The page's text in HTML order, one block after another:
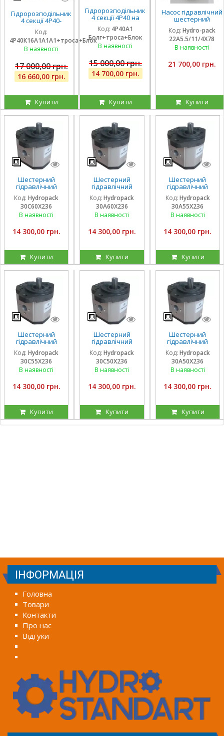
Гідророзподільник
4 секції 4Р40-
К16А1А1А1 з однією
плаваючою
секцією, троса та
блок важелів
Код:
4Р40К16А1А1А1+троса+Блок
В наявності
17 000,00 грн.
16 660,00 грн.
Купити
Гідророзподільник
4 секції 4Р40 на
навантажувач
(без плаваючих
секцій), троса та
блок важелів,
Код: 4Р40А1
Болг+троса+Блок
В наявності
15 000,00 грн.
14 700,00 грн.
Купити
Насос гідравлічний
шестерний
тандемний Hydro-
pack
22A5.5/11/4X780DSS
для CLAAS
Код: Hydro-pack
22A5.5/11/4X78
В наявності
21 700,00 грн.
Купити
Шестерний
гідравлічний
насос Hydropack
30C60X236 (60
см3) правого
обертання
Код: Hydropack
30C60X236
В наявності
14 300,00 грн.
Купити
Шестерний
гідравлічний
насос Hydropack
30A60X236 (60
см3) лівого
обертання
Код: Hydropack
30A60X236
В наявності
14 300,00 грн.
Купити
Шестерний
гідравлічний
насос Hydropack
30A55X236 (55
см3) лівого
обертання
Код: Hydropack
30A55X236
В наявності
14 300,00 грн.
Купити
Шестерний
гідравлічний
насос Hydropack
30C55X236 (55
см3) правого
обертання
Код: Hydropack
30C55X236
В наявності
14 300,00 грн.
Купити
Шестерний
гідравлічний
насос Hydropack
30C50X236 (50
см3) правого
обертання
Код: Hydropack
30C50X236
В наявності
14 300,00 грн.
Купити
Шестерний
гідравлічний
насос Hydropack
30A50X236 (50
см3) лівого
обертання
Код: Hydropack
30A50X236
В наявності
14 300,00 грн.
Купити
ІНФОРМАЦІЯ
Головна
Товари
Контакти
Про нас
Відгуки